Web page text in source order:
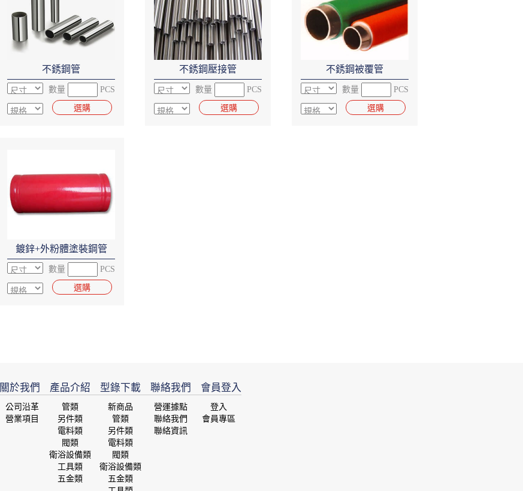
不銹鋼管
數量 PCS
選購
不銹鋼壓接管
數量 PCS
選購
不銹鋼被覆管
數量 PCS
選購
鍍鋅+外粉體塗裝鋼管
數量 PCS
選購
關於我們 產品介紹 型錄下載 聯絡我們 會員登入
公司沿革
營業項目
管類
另件類
電料類
閥類
衛浴設備類
工具類
五金類
新商品
管類
另件類
電料類
閥類
衛浴設備類
五金類
營運據點
聯絡我們
聯絡資訊
登入
會員專區